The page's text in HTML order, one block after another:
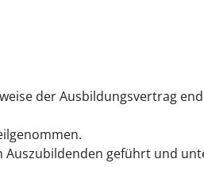
der Ausbildungsvertrag
geführt und